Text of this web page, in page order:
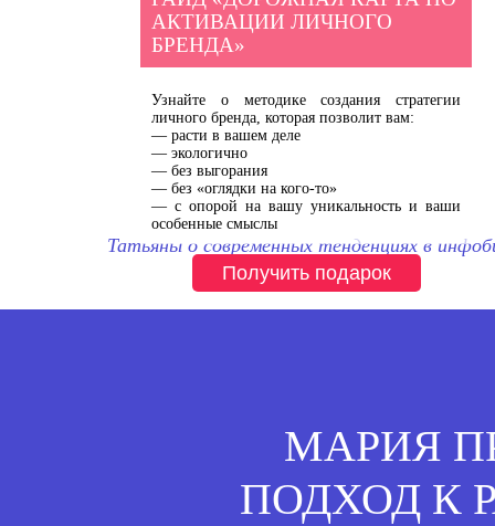
АКТИВАЦИИ ЛИЧНОГО
БРЕНДА»
Узнайте о методике создания стратегии
личного бренда, которая позволит вам:
— расти в вашем деле
— экологично
— без выгорания
— без «оглядки на кого-то»
— с опорой на вашу уникальность и ваши
особенные смыслы
Получить подарок
Татьяны о современных тенденциях в
МАРИЯ
ПОДХОД К